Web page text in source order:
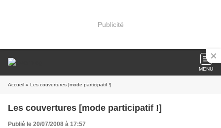
Publicité
MENU
Accueil » Les couvertures [mode participatif !]
Les couvertures [mode participatif !]
Publié le 20/07/2008 à 17:57